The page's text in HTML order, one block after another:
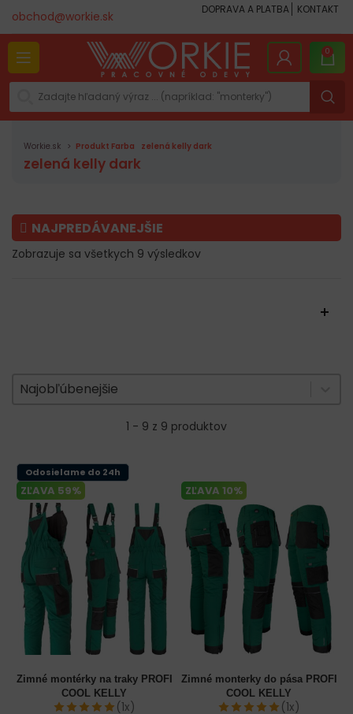
obchod@workie.sk DOPRAVA A PLATBA KONTAKT
0
Workie.sk Produkt Farba zelená kelly dark
zelená kelly dark
NAJPREDÁVANEJŠIE
Zobrazuje sa všetkych 9 výsledkov
Zoradenie produktov
Sort content
Najobľúbenejšie
Sort content
1 - 9 z 9 produktov
ZĽAVA 59%
Odosielame do 24h
Zimné montérky na traky PROFI
COOL KELLY
(1x)
ZĽAVA 10%
Zimné monterky do pása PROFI
COOL KELLY
(1x)